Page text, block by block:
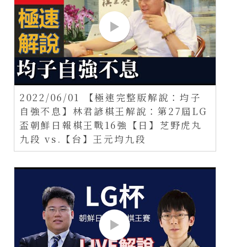
2022/06/01 【極速完整版解說：均子
自強不息】林君諺棋王解說：第27屆LG
盃朝鮮日報棋王戰16強【日】芝野虎丸
九段 vs.【台】王元均九段